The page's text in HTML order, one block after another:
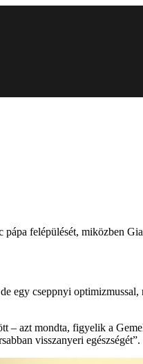
felépülését, miközben
egy cseppnyi
– azt mondta, figyelik a
visszanyeri egészségét”.